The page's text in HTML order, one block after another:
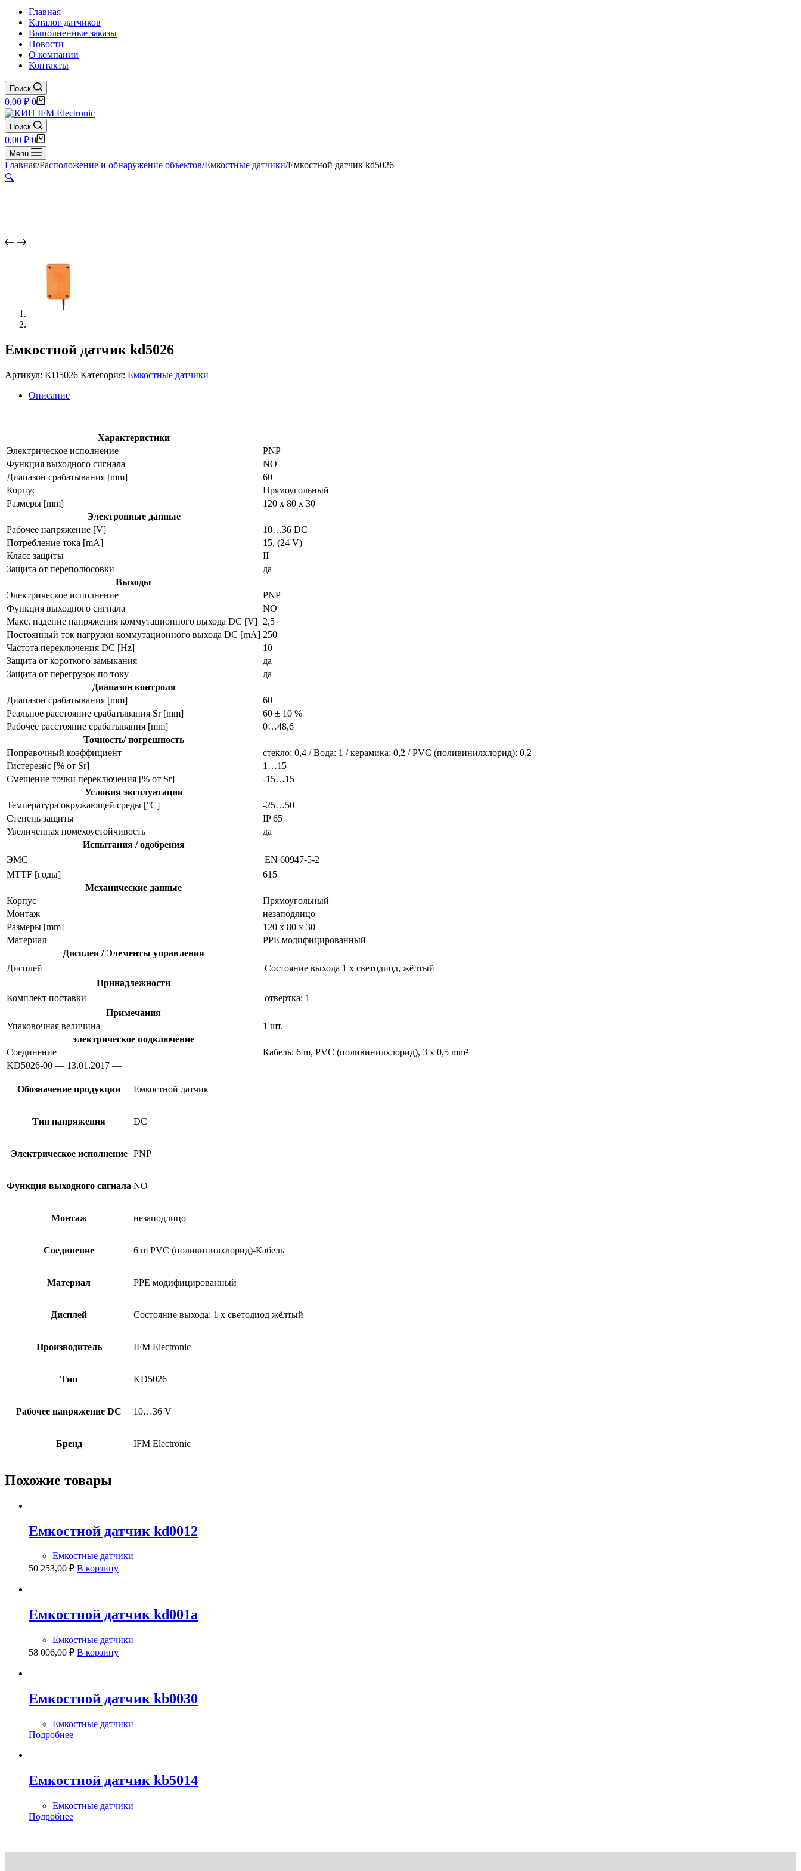
Главная
Каталог датчиков
Выполненные заказы
Новости
О компании
Контакты
Поиск
Корзина
0,00 ₽ 0
Поиск
Корзина
0,00 ₽ 0
Menu
Главная/Расположение и обнаружение объектов/Емкостные датчики/Емкостной датчик kd5026
🔍
Емкостной датчик kd5026
Артикул: KD5026 Категория: Емкостные датчики
Описание
Характеристики
Электрическое исполнение
PNP
Функция выходного сигнала
NO
Диапазон срабатывания [mm]
60
Корпус
Прямоугольный
Размеры [mm]
120 x 80 x 30
Электронные данные
Рабочее напряжение [V]
10…36 DC
Потребление тока [mA]
15, (24 V)
Класс защиты
II
Защита от переполюсовки
да
Выходы
Электрическое исполнение
PNP
Функция выходного сигнала
NO
Макс. падение напряжения коммутационного выхода DC [V] 2,5
Постоянный ток нагрузки коммутационного выхода DC [mA] 250
Частота переключения DC [Hz]
10
Защита от короткого замыкания
да
Защита от перегрузок по току
да
Диапазон контроля
Диапазон срабатывания [mm]
60
Реальное расстояние срабатывания Sr [mm]
60 ± 10 %
Рабочее расстояние срабатывания [mm]
0…48,6
Точность/ погрешность
Поправочный коэффициент
стекло: 0,4 / Вода: 1 / керамика: 0,2 / PVC (поливинилхлорид): 0,2
Гистерезис [% от Sr]
1…15
Смещение точки переключения [% от Sr]
-15…15
Условия эксплуатации
Температура окружающей среды [°C]
-25…50
Степень защиты
IP 65
Увеличенная помехоустойчивость
да
Испытания / одобрения
ЭMC
EN 60947-5-2
MTTF [годы]
615
Механические данные
Корпус
Прямоугольный
Монтаж
незаподлицо
Размеры [mm]
120 x 80 x 30
Материал
PPE модифицированный
Дисплеи / Элементы управления
Дисплей
Состояние выхода 1 x светодиод, жёлтый
Принадлежности
Комплект поставки
отвертка: 1
Примечания
Упаковочная величина
1 шт.
электрическое подключение
Соединение
Кабель: 6 m, PVC (поливинилхлорид), 3 x 0,5 mm²
KD5026-00 — 13.01.2017 —
Обозначение продукции Емкостной датчик
Тип напряжения DC
Электрическое исполнение PNP
Функция выходного сигнала NO
Монтаж незаподлицо
Соединение 6 m PVC (поливинилхлорид)-Кабель
Материал PPE модифицированный
Дисплей Состояние выхода: 1 x светодиод жёлтый
Производитель IFM Electronic
Тип KD5026
Рабочее напряжение DC 10…36 V
Бренд IFM Electronic
Похожие товары
Емкостной датчик kd0012
Емкостные датчики
50 253,00 ₽ В корзину
Емкостной датчик kd001a
Емкостные датчики
58 006,00 ₽ В корзину
Емкостной датчик kb0030
Емкостные датчики
Подробнее
Емкостной датчик kb5014
Емкостные датчики
Подробнее